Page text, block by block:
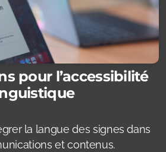
pour l’accessibilité
la langue des signes dans
et contenus.